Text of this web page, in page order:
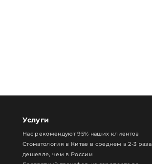
Услуги
Нас рекомендуют 95% наших клиентов
Стоматология в Китае в среднем в 2-3 раза
дешевле, чем в России